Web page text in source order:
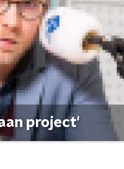
project'